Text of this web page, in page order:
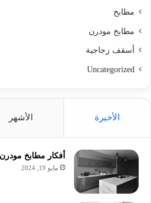
مطابخ
مطابخ مودرن
أسقف زجاجية
Uncategorized
الأخيرة الأشهر
أفكار مطابخ مودرن
مايو 19, 2024